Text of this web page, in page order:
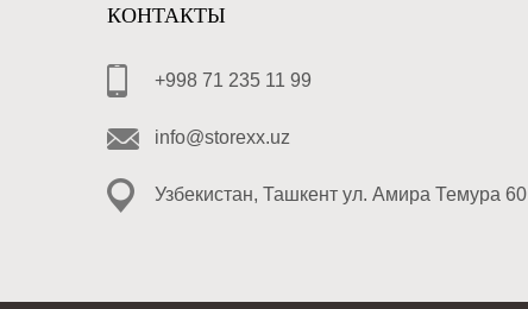
КОНТАКТЫ
+998 71 235 11 99
info@storexx.uz
Узбекистан, Ташкент ул. Амира Темура 60